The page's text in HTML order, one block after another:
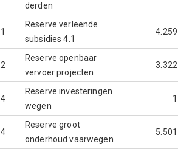
derden
Reserve verleende
subsidies 4.1
4.259
Reserve openbaar
vervoer projecten
3.322
Reserve investeringen
wegen
1
Reserve groot
onderhoud vaarwegen
5.501